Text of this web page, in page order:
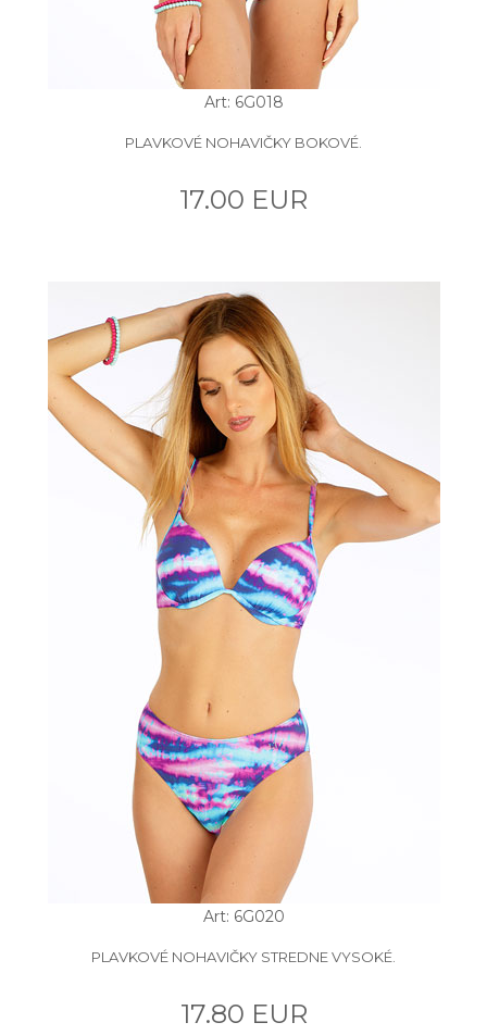
Art: 6G018
PLAVKOVÉ NOHAVIČKY BOKOVÉ.
17.00 EUR
Art: 6G020
PLAVKOVÉ NOHAVIČKY STREDNE VYSOKÉ.
17.80 EUR